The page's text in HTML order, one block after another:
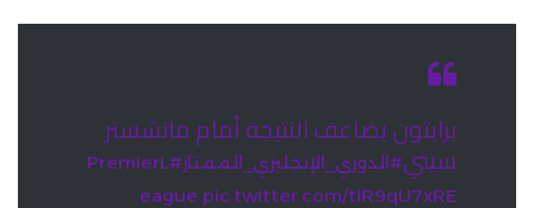
برايتون يضاعف النتيجة أمام مانشستر
سيتي#الدوري_الإنجليزي_الممتاز
#PremierL
eague pic.twitter.com/tlR9qU7xRE